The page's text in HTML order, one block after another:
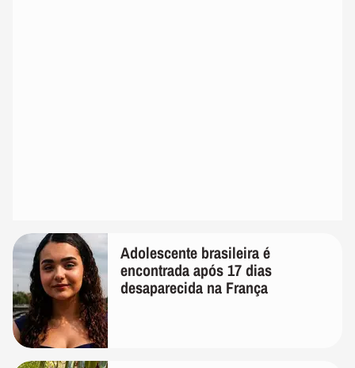
Adolescente brasileira é
encontrada após 17 dias
desaparecida na França